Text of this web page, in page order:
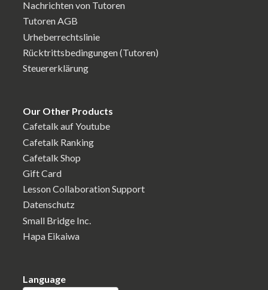
Nachrichten von Tutoren
Tutoren AGB
Urheberrechtslinie
Rücktrittsbedingungen (Tutoren)
Steuererklärung
Our Other Products
Cafetalk auf Youtube
Cafetalk Ranking
Cafetalk Shop
Gift Card
Lesson Collaboration Support
Datenschutz
Small Bridge Inc.
Hapa Eikaiwa
Language